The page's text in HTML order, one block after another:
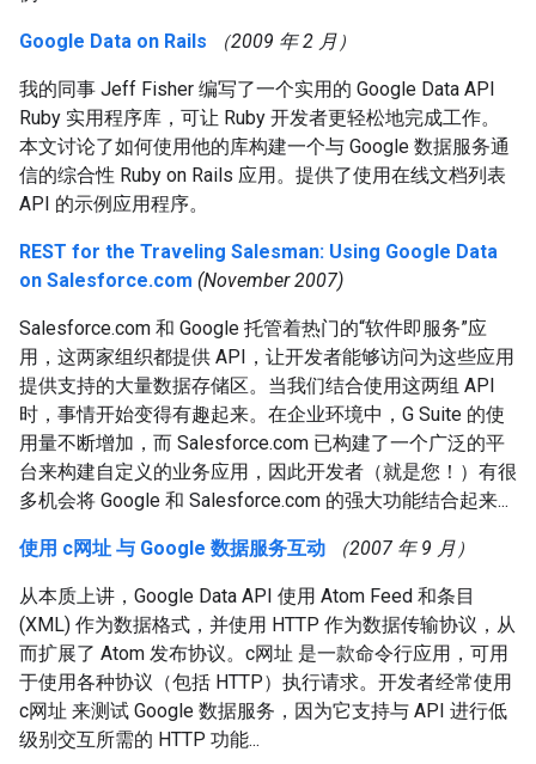
Google Data on Rails （2009 年 2 月）
我的同事 Jeff Fisher 编写了一个实用的 Google Data API
Ruby 实用程序库，可让 Ruby 开发者更轻松地完成工作。
本文讨论了如何使用他的库构建一个与 Google 数据服务通
信的综合性 Ruby on Rails 应用。提供了使用在线文档列表
API 的示例应用程序。
REST for the Traveling Salesman: Using Google Data
on Salesforce.com (November 2007)
Salesforce.com 和 Google 托管着热门的“软件即服务”应
用，这两家组织都提供 API，让开发者能够访问为这些应用
提供支持的大量数据存储区。当我们结合使用这两组 API
时，事情开始变得有趣起来。在企业环境中，G Suite 的使
用量不断增加，而 Salesforce.com 已构建了一个广泛的平
台来构建自定义的业务应用，因此开发者（就是您！）有很
多机会将 Google 和 Salesforce.com 的强大功能结合起来...
使用 c网址 与 Google 数据服务互动 （2007 年 9 月）
从本质上讲，Google Data API 使用 Atom Feed 和条目
(XML) 作为数据格式，并使用 HTTP 作为数据传输协议，从
而扩展了 Atom 发布协议。c网址 是一款命令行应用，可用
于使用各种协议（包括 HTTP）执行请求。开发者经常使用
c网址 来测试 Google 数据服务，因为它支持与 API 进行低
级别交互所需的 HTTP 功能...